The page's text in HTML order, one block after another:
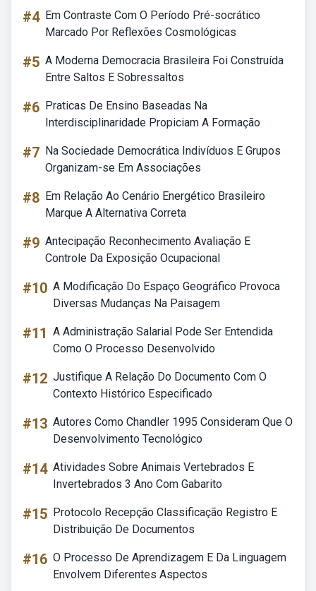
#4 Em Contraste Com O Período Pré-socrático
Marcado Por Reflexões Cosmológicas
#5 A Moderna Democracia Brasileira Foi Construída
Entre Saltos E Sobressaltos
#6 Praticas De Ensino Baseadas Na
Interdisciplinaridade Propiciam A Formação
#7 Na Sociedade Democrática Indivíduos E Grupos
Organizam-se Em Associações
#8 Em Relação Ao Cenário Energético Brasileiro
Marque A Alternativa Correta
#9 Antecipação Reconhecimento Avaliação E
Controle Da Exposição Ocupacional
#10 A Modificação Do Espaço Geográfico Provoca
Diversas Mudanças Na Paisagem
#11 A Administração Salarial Pode Ser Entendida
Como O Processo Desenvolvido
#12 Justifique A Relação Do Documento Com O
Contexto Histórico Especificado
#13 Autores Como Chandler 1995 Consideram Que O
Desenvolvimento Tecnológico
#14 Atividades Sobre Animais Vertebrados E
Invertebrados 3 Ano Com Gabarito
#15 Protocolo Recepção Classificação Registro E
Distribuição De Documentos
#16 O Processo De Aprendizagem E Da Linguagem
Envolvem Diferentes Aspectos